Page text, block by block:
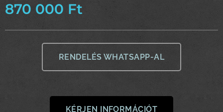
870 000 Ft
RENDELÉS WHATSAPP-AL
KÉRJEN INFORMÁCIÓT